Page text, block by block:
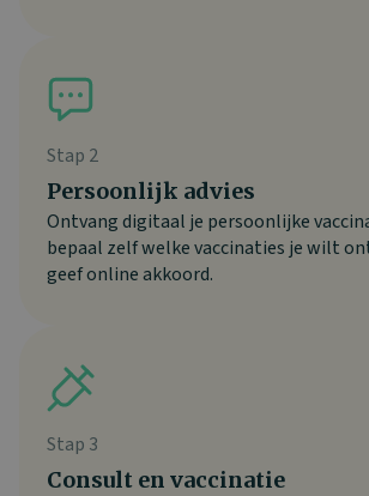
Stap 2
Persoonlijk advies
Ontvang digitaal je persoonlijke
bepaal zelf welke vaccinaties je wilt
geef online akkoord.
Stap 3
Consult en vaccinatie